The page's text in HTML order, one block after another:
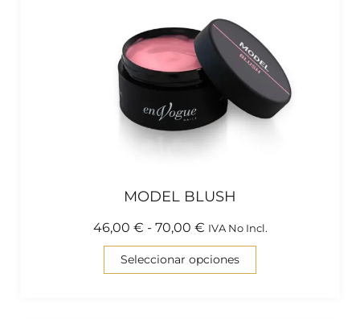
MODEL BLUSH
46,00 € - 70,00 € IVA No Incl.
Seleccionar opciones